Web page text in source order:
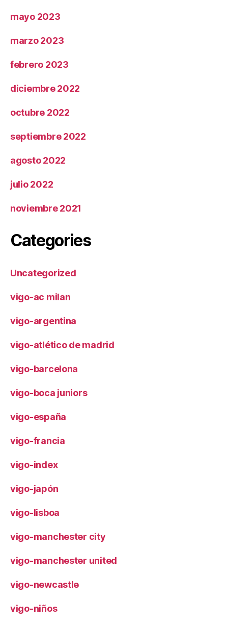
mayo 2023
marzo 2023
febrero 2023
diciembre 2022
octubre 2022
septiembre 2022
agosto 2022
julio 2022
noviembre 2021
Categories
Uncategorized
vigo-ac milan
vigo-argentina
vigo-atlético de madrid
vigo-barcelona
vigo-boca juniors
vigo-españa
vigo-francia
vigo-index
vigo-japón
vigo-lisboa
vigo-manchester city
vigo-manchester united
vigo-newcastle
vigo-niños